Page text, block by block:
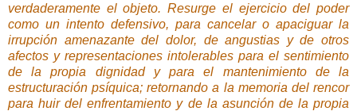
verdaderamente el objeto. Resurge el ejercicio del poder
como un intento defensivo, para cancelar o apaciguar la
irrupción amenazante del dolor, de angustias y de otros
afectos y representaciones intolerables para el sentimiento
de la propia dignidad y para el mantenimiento de la
estructuración psíquica; retornando a la memoria del rencor
para huir del enfrentamiento y de la asunción de la propia